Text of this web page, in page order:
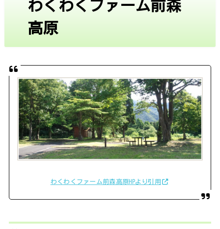
わくわくファーム前森
高原
わくわくファーム前森高原HPより引用